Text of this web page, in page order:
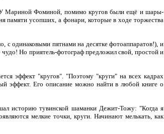
Мариной Фоминой, помимо кругов были ещё и шары-
памяти усопших, а фонари, которые в ходе торжества
с одинаковыми пятнами на десятке фотоаппаратов!), и
Но приятель-фотограф предложил свой, простой и
эффект "кругов". "Поэтому "круги" на всех кадрах
эффект. Его описание можно найти в любой книге о
историю тувинской шаманки Дежит-Тожу: "Когда я
мелкие точки, круги. Начинают мелькать, как